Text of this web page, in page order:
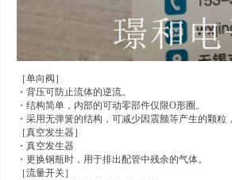
［单向阀］
・背压可防止流体的逆流。
・结构简单，内部的可动零部件仅限O形圈。
・采用无弹簧的结构，可减少因震颤等产生的颗粒
［真空发生器］
・真空发生器
・更换钢瓶时，用于排出配管中残余的气体。
［流量开关］